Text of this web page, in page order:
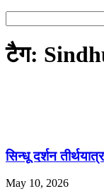
टैग:
सिन्धू दर्शन
May 10, 2026